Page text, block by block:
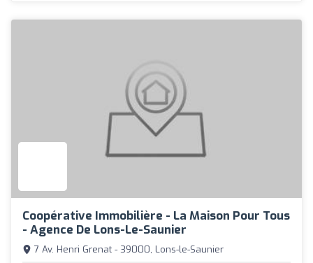
Coopérative Immobilière - La Maison Pour Tous
- Agence De Lons-Le-Saunier
7 Av. Henri Grenat - 39000, Lons-le-Saunier